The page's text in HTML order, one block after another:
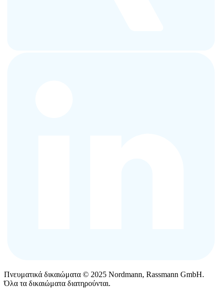
Πνευματικά δικαιώματα © 2025 Nordmann, Rassmann GmbH.
Όλα τα δικαιώματα διατηρούνται.